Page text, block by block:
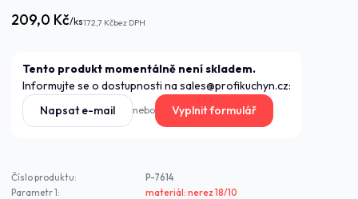
209,0 Kč/ks172,7 Kčbez DPH
Tento produkt momentálně není skladem.
Informujte se o dostupnosti na sales@profikuchyn.cz:
Napsat e-mail
nebo Vyplnit formulář
Číslo produktu:
P-7614
Parametr 1:
materiál: nerez 18/10